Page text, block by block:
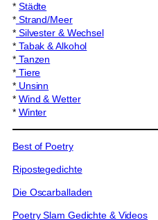
* Städte
*Strand/Meer
*Silvester & Wechsel
*Tabak & Alkohol
*Tanzen
*Tiere
*Unsinn
* Wind & Wetter
* Winter
Best of Poetry
Ripostegedichte
Die Oscarballaden
Poetry Slam Gedichte & Videos